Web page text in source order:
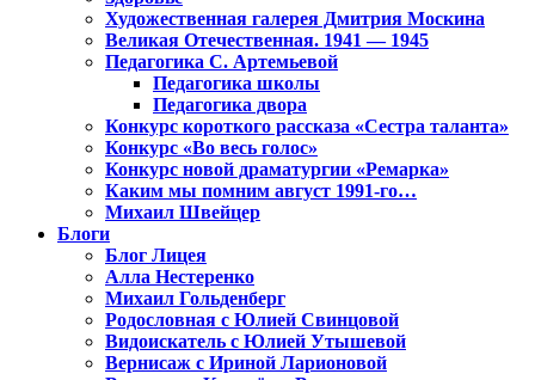
Художественная галерея Дмитрия Москина
Великая Отечественная. 1941 — 1945
Педагогика С. Артемьевой
Педагогика школы
Педагогика двора
Конкурс короткого рассказа «Сестра таланта»
Конкурс «Во весь голос»
Конкурс новой драматургии «Ремарка»
Каким мы помним август 1991-го…
Михаил Швейцер
Блоги
Блог Лицея
Алла Нестеренко
Михаил Гольденберг
Родословная с Юлией Свинцовой
Видоискатель с Юлией Утышевой
Вернисаж с Ириной Ларионовой